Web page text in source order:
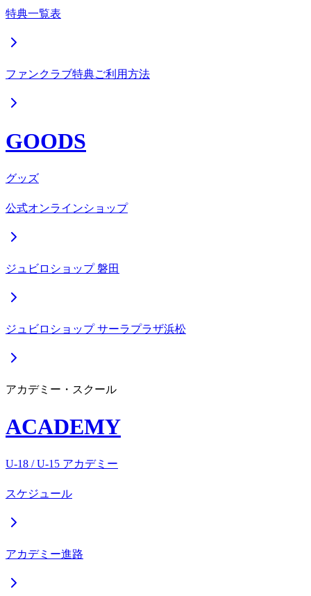
特典一覧表
ファンクラブ特典ご利用方法
GOODS
グッズ
公式オンラインショップ
ジュビロショップ 磐田
ジュビロショップ サーラプラザ浜松
アカデミー・スクール
ACADEMY
U-18 / U-15 アカデミー
スケジュール
アカデミー進路